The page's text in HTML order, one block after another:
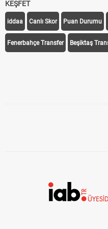
KEŞFET
iddaa Canlı Skor Puan Durumu
Fenerbahçe Transfer Beşiktaş